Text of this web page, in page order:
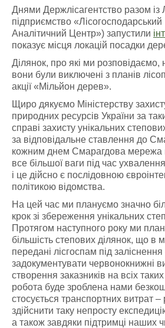
Днями Держлісагентство разом
підприємство «Лісогосподарський
Аналітичний Центр») запустили
показує місця локацій посадки
Ділянок, про які ми розповідаємо,
вони були виключені з планів
акції «Мільйон дерев».
Щиро дякуємо Міністерству
природних ресурсів України за
справі захисту унікальних
за відповідальне ставлення до
кожним днем Смарагдова мережа
все більшої ваги під час
і це дійсно є послідовною
політикою відомства.
На цей час ми плануємо значно
крок зі збереження унікальних
Протягом наступного року ми
більшість степових ділянок, що в
передані лісгоспам під
задокументувати червонокнижні
створення заказників на всіх
робота буде зроблена нами
стосується транспортних витрат
здійснити таку непросту
а також завдяки підтримці наших